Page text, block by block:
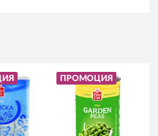
ПРОМОЦИЯ